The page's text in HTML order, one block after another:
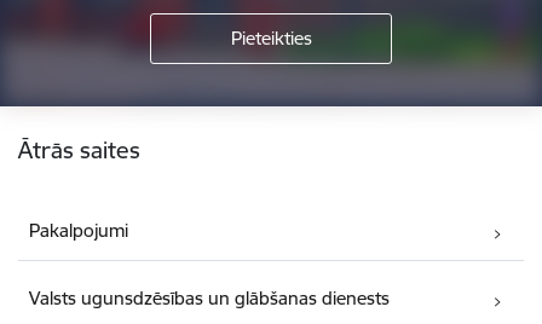
Ātrās saites
Pakalpojumi
Valsts ugunsdzēsības un glābšanas dienests